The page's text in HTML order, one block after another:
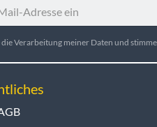
Verarbeitung meiner Daten und